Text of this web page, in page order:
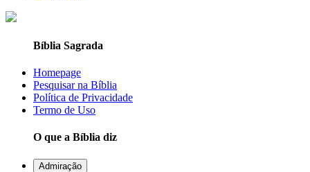
Bíblia Sagrada
Homepage
Pesquisar na Bíblia
Política de Privacidade
Termo de Uso
O que a Bíblia diz
Admiração